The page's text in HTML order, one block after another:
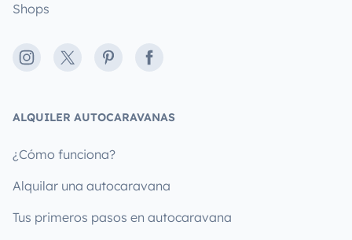
Shops
Instagram
X PinterestFacebook
ALQUILER AUTOCARAVANAS
¿Cómo funciona?
Alquilar una autocaravana
Tus primeros pasos en autocaravana